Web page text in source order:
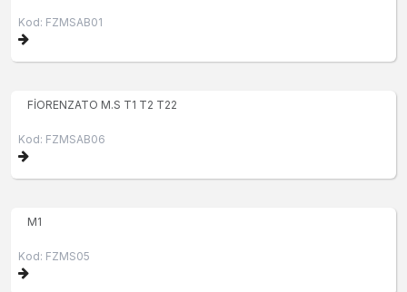
Kod: FZMSAB01
FİORENZATO M.S T1 T2 T22
Kod: FZMSAB06
M1
Kod: FZMS05